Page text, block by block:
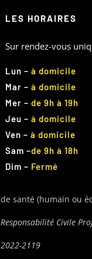
LES HORAIRES
Sur rendez-vous
Lun –à domicile
Mar –à domicile
Mer –de 9h à 19h
Jeu –à domicile
Ven –à domicile
Sam –de 9h à 18h
Dim – Fermé
santé (humain ou
Civile
2119